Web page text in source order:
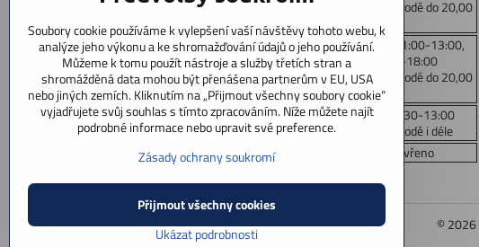
po dohodě do 20,00
hod
Pá : 11:00-13:00,
14:00-18:00
po dohodě do 20,00
hod
So: 9:30-13:00
po dohodě i déle
Ne : zavřeno
© 2026
Soubory cookie používáme k vylepšení vaší návštěvy tohoto webu, k
analýze jeho výkonu a ke shromažďování údajů o jeho používání.
Můžeme k tomu použít nástroje a služby třetích stran a
shromážděná data mohou být přenášena partnerům v EU, USA
nebo jiných zemích. Kliknutím na „Přijmout všechny soubory cookie“
vyjadřujete svůj souhlas s tímto zpracováním. Níže můžete najít
podrobné informace nebo upravit své preference.
Zásady ochrany soukromí
Ukázat podrobnosti
Přijmout všechny cookies